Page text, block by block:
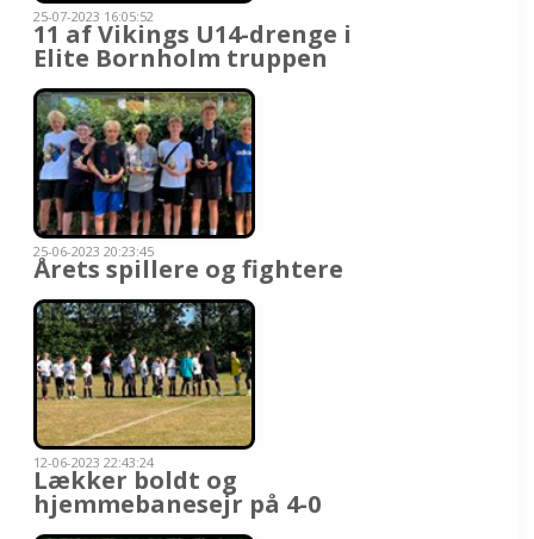
25-07-2023 16:05:52
11 af Vikings U14-drenge i
Elite Bornholm truppen
25-06-2023 20:23:45
Årets spillere og fightere
12-06-2023 22:43:24
Lækker boldt og
hjemmebanesejr på 4-0